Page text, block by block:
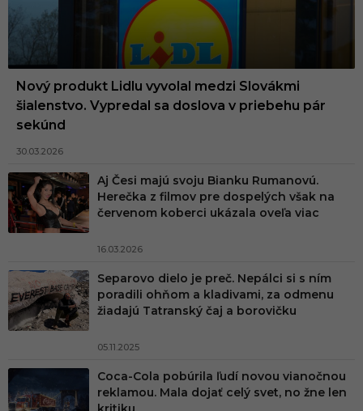
Nový produkt Lidlu vyvolal medzi Slovákmi
šialenstvo. Vypredal sa doslova v priebehu pár
sekúnd
30.03.2026
Aj Česi majú svoju Bianku Rumanovú.
Herečka z filmov pre dospelých však na
červenom koberci ukázala oveľa viac
16.03.2026
Separovo dielo je preč. Nepálci si s ním
poradili ohňom a kladivami, za odmenu
žiadajú Tatranský čaj a borovičku
05.11.2025
Coca-Cola pobúrila ľudí novou vianočnou
reklamou. Mala dojať celý svet, no žne len